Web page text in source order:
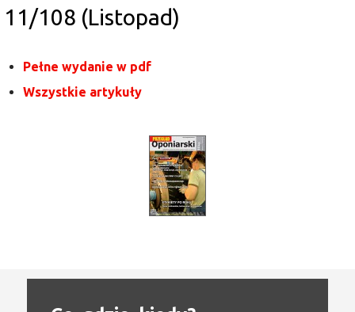
11/108 (Listopad)
Pełne wydanie w pdf
Wszystkie artykuły